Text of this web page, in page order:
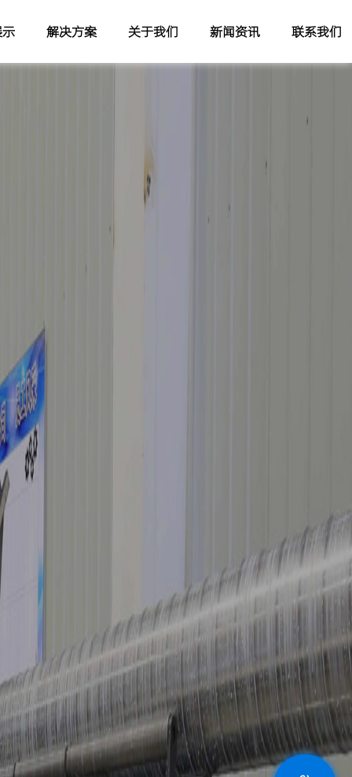
解决方案 关于我们 新闻资讯 联系我们